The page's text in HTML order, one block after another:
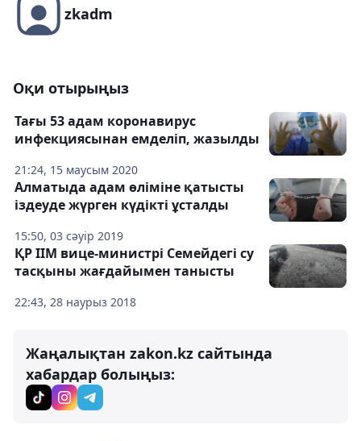
zkadm
Оқи отырыңыз
21:24, 15 маусым 2020
Тағы 53 адам коронавирус
инфекциясынан емделіп, жазылды
15:50, 03 сәуір 2019
Алматыда адам өліміне қатысты
іздеуде жүрген күдікті ұсталды
22:43, 28 наурыз 2018
ҚР ІІМ вице-министрі Семейдегі су
тасқыны жағдайымен танысты
Жаңалықтан zakon.kz сайтында
хабардар болыңыз: